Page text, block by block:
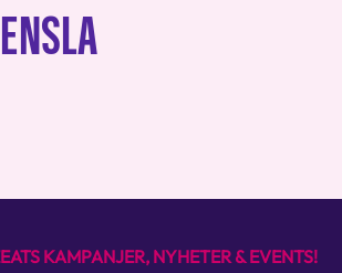
KAMPANJER, NYHETER & EVENTS!